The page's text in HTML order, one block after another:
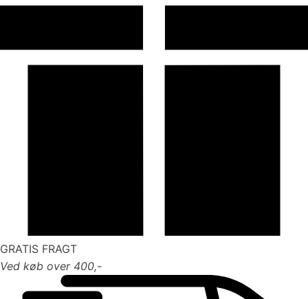
GRATIS FRAGT
Ved køb over 400,-